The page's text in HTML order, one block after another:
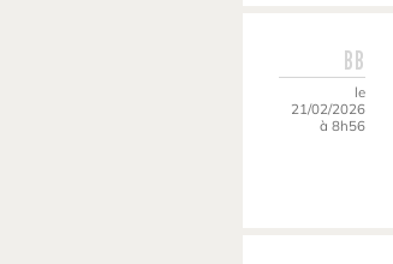
BB
le
21/02/2026
à 8h56